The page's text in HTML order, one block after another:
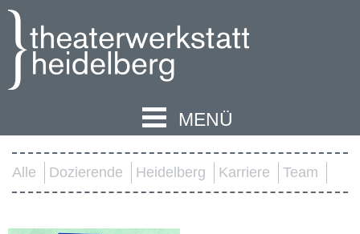
MENÜ
Alle Dozierende Heidelberg Karriere Team